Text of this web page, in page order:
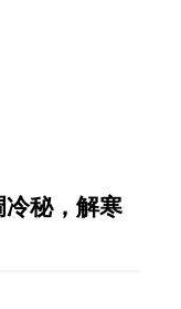
秘，解寒